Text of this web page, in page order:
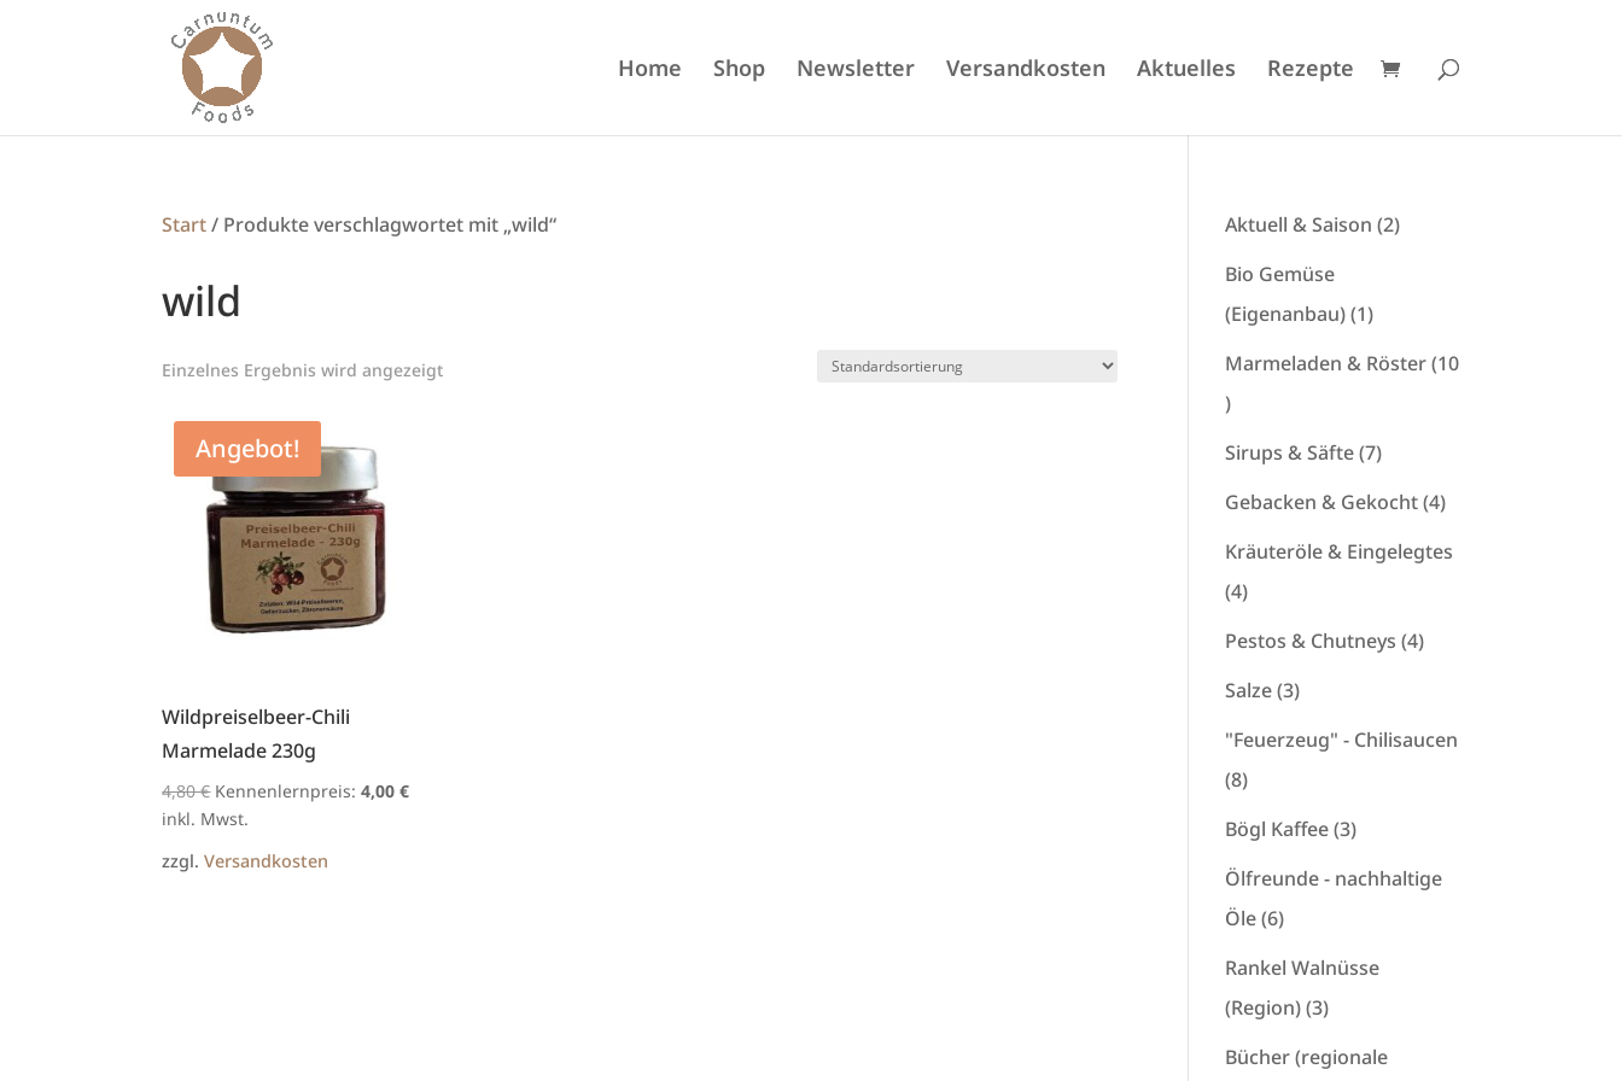
Home Shop Newsletter Versandkosten Aktuelles Rezepte
Start/ Produkte verschlagwortet mit „wild“
wild
Einzelnes Ergebnis wird angezeigt
Angebot!
Wildpreiselbeer-Chili
Marmelade 230g
4,80€ Ursprünglicher
Preis
4,80 €
Kennenlernpreis: 4,00€Aktueller
inkl. Mwst.
zzgl.Versandkosten
Aktuell & Saison 22
Bio Gemüse
(Eigenanbau) 11
Produkt
Marmeladen & Röster 10
10
Produkte
Sirups & Säfte 77
Produkte
Gebacken & Gekocht 44
Kräuteröle & Eingelegtes
44
Produkte
Pestos & Chutneys 44
Salze 33
Produkte
"Feuerzeug" - Chilisaucen
88
Produkte
Bögl Kaffee 33
Produkte
Ölfreunde - nachhaltige
Öle 66
Produkte
Rankel Walnüsse
(Region) 33
Produkte
Bücher (regionale